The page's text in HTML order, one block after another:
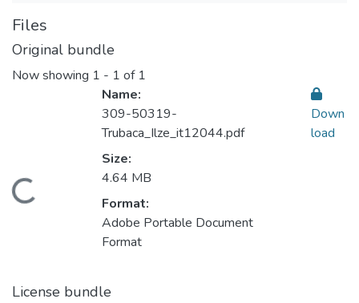
Files
Original bundle
Now showing 1 - 1 of 1
Name:
309-50319-
Trubaca_Ilze_it12044.pdf
Size:
4.64 MB
Format:
Adobe Portable Document
Format
Down
load
License bundle